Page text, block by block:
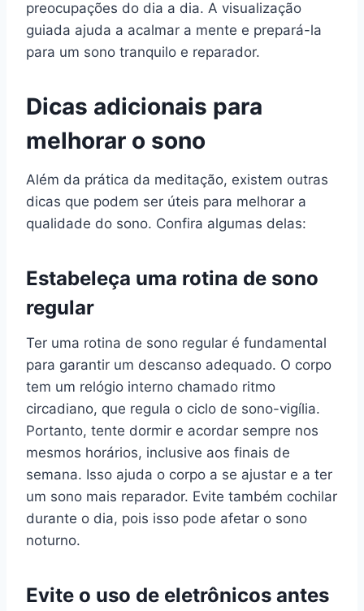
preocupações do dia a dia. A visualização
guiada ajuda a acalmar a mente e prepará-la
para um sono tranquilo e reparador.
Dicas adicionais para
melhorar o sono
Além da prática da meditação, existem outras
dicas que podem ser úteis para melhorar a
qualidade do sono. Confira algumas delas:
Estabeleça uma rotina de sono
regular
Ter uma rotina de sono regular é fundamental
para garantir um descanso adequado. O corpo
tem um relógio interno chamado ritmo
circadiano, que regula o ciclo de sono-vigília.
Portanto, tente dormir e acordar sempre nos
mesmos horários, inclusive aos finais de
semana. Isso ajuda o corpo a se ajustar e a ter
um sono mais reparador. Evite também cochilar
durante o dia, pois isso pode afetar o sono
noturno.
Evite o uso de eletrônicos antes